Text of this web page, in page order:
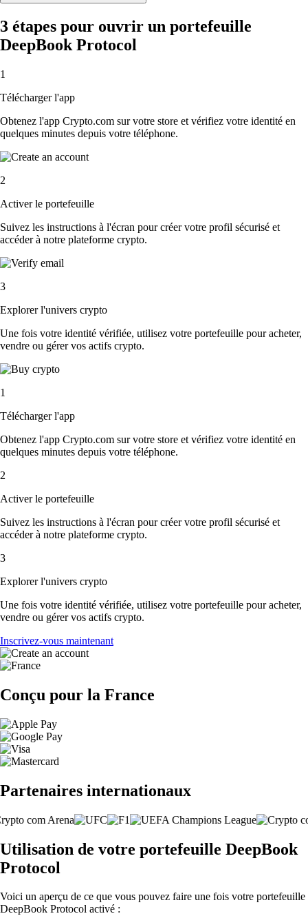
3 étapes pour ouvrir un portefeuille
DeepBook Protocol
1
Télécharger l'app
Obtenez l'app Crypto.com sur votre store et vérifiez votre identité en
quelques minutes depuis votre téléphone.
2
Activer le portefeuille
Suivez les instructions à l'écran pour créer votre profil sécurisé et
accéder à notre plateforme crypto.
3
Explorer l'univers crypto
Une fois votre identité vérifiée, utilisez votre portefeuille pour acheter,
vendre ou gérer vos actifs crypto.
1
Télécharger l'app
Obtenez l'app Crypto.com sur votre store et vérifiez votre identité en
quelques minutes depuis votre téléphone.
2
Activer le portefeuille
Suivez les instructions à l'écran pour créer votre profil sécurisé et
accéder à notre plateforme crypto.
3
Explorer l'univers crypto
Une fois votre identité vérifiée, utilisez votre portefeuille pour acheter,
vendre ou gérer vos actifs crypto.
Inscrivez-vous maintenant
Conçu pour la France
Partenaires internationaux
Utilisation de votre portefeuille DeepBook
Protocol
Voici un aperçu de ce que vous pouvez faire une fois votre portefeuille
DeepBook Protocol activé :